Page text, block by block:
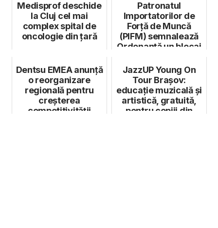
Medisprof deschide
la Cluj cel mai
complex spital de
oncologie din țară
Patronatul
Importatorilor de
Forță de Muncă
(PIFM) semnalează
Ordonanță un blocaj
Dentsu EMEA anunță
o reorganizare
regională pentru
creșterea
competitivității
JazzUP Young On
Tour Brașov:
educație muzicală și
artistică, gratuită,
pentru copiii din